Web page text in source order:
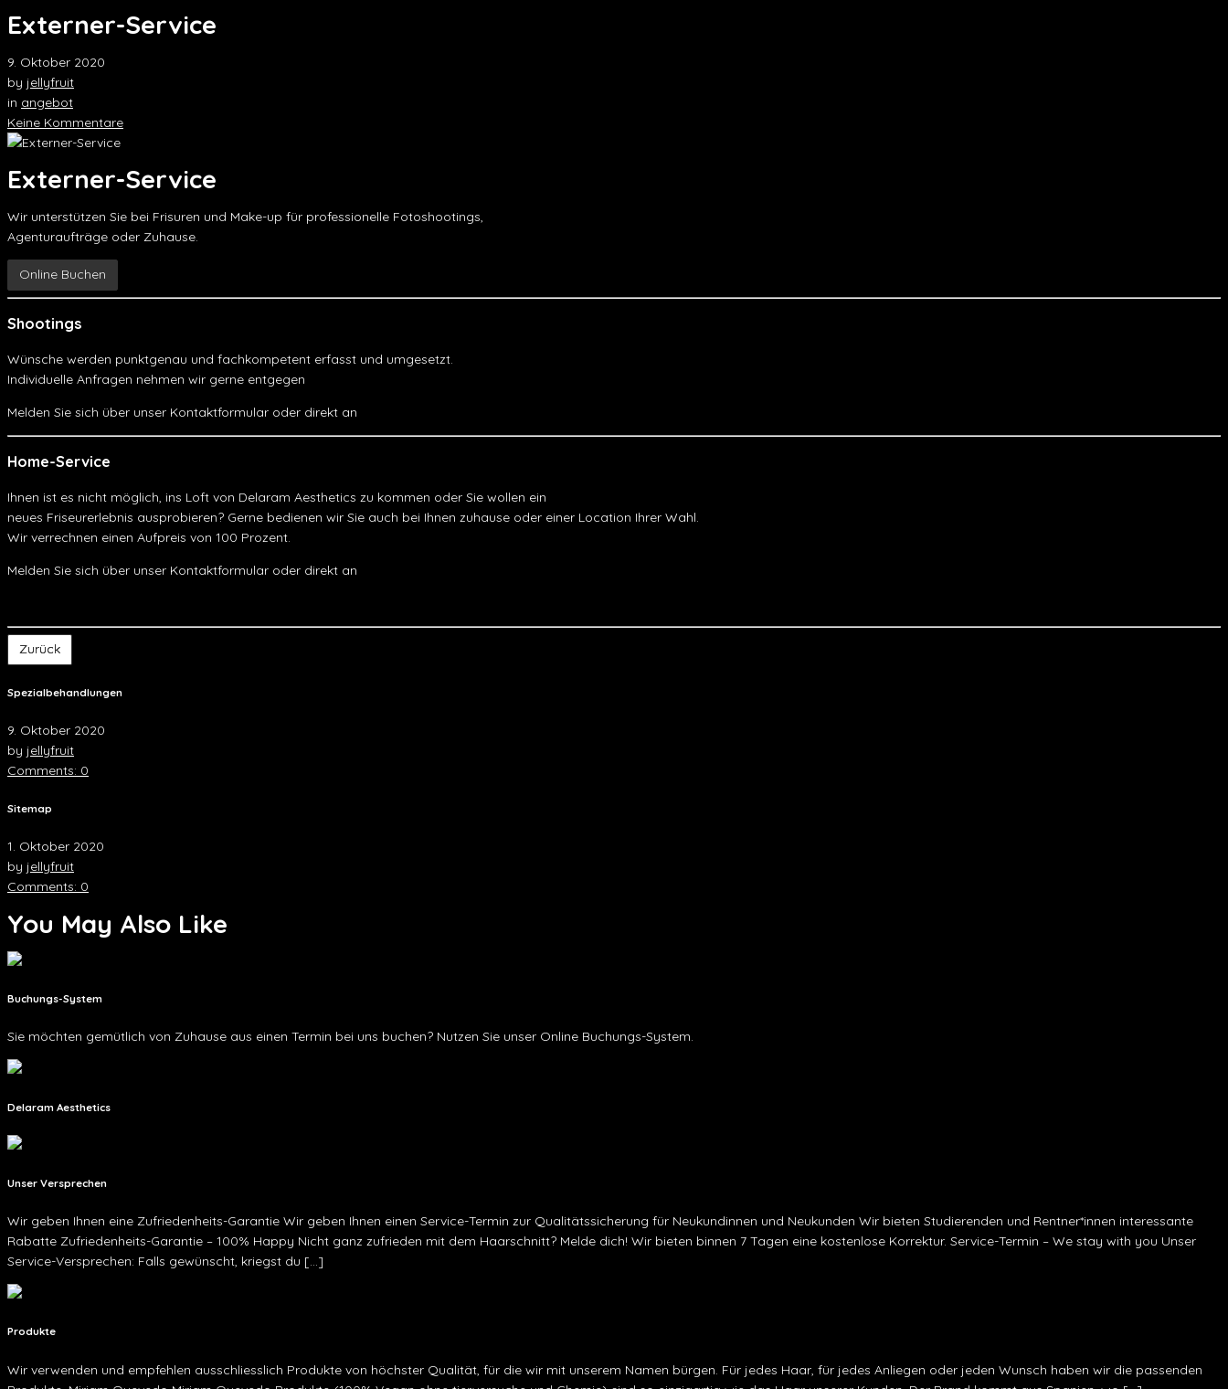
Externer-Service
9. Oktober 2020
by jellyfruit
in angebot
Keine Kommentare
Externer-Service
Wir unterstützen Sie bei Frisuren und Make-up für professionelle Fotoshootings,
Agenturaufträge oder Zuhause.
Online Buchen
Shootings
Wünsche werden punktgenau und fachkompetent erfasst und umgesetzt.
Individuelle Anfragen nehmen wir gerne entgegen
Melden Sie sich über unser Kontaktformular oder direkt an
Home-Service
Ihnen ist es nicht möglich, ins Loft von Delaram Aesthetics zu kommen oder Sie wollen ein
neues Friseurerlebnis ausprobieren? Gerne bedienen wir Sie auch bei Ihnen zuhause oder einer Location Ihrer Wahl.
Wir verrechnen einen Aufpreis von 100 Prozent.
Melden Sie sich über unser Kontaktformular oder direkt an
Zurück
Spezialbehandlungen
9. Oktober 2020
by jellyfruit
Comments: 0
Sitemap
1. Oktober 2020
by jellyfruit
Comments: 0
You May Also Like
Buchungs-System
Sie möchten gemütlich von Zuhause aus einen Termin bei uns buchen? Nutzen Sie unser Online Buchungs-System.
Delaram Aesthetics
Unser Versprechen
Wir geben Ihnen eine Zufriedenheits-Garantie Wir geben Ihnen einen Service-Termin zur Qualitätssicherung für Neukundinnen und Neukunden Wir bieten Studierenden und Rentner*innen interessante
Rabatte Zufriedenheits-Garantie – 100% Happy Nicht ganz zufrieden mit dem Haarschnitt? Melde dich! Wir bieten binnen 7 Tagen eine kostenlose Korrektur. Service-Termin – We stay with you Unser
Service-Versprechen: Falls gewünscht, kriegst du […]
Produkte
Wir verwenden und empfehlen ausschliesslich Produkte von höchster Qualität, für die wir mit unserem Namen bürgen. Für jedes Haar, für jedes Anliegen oder jeden Wunsch haben wir die passenden